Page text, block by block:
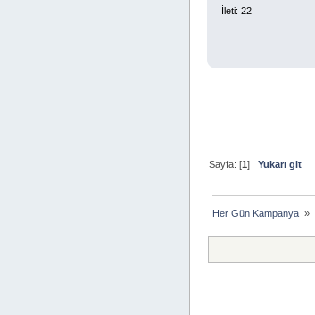
İleti: 22
Sayfa: [1]Yukarı git
Her Gün Kampanya »